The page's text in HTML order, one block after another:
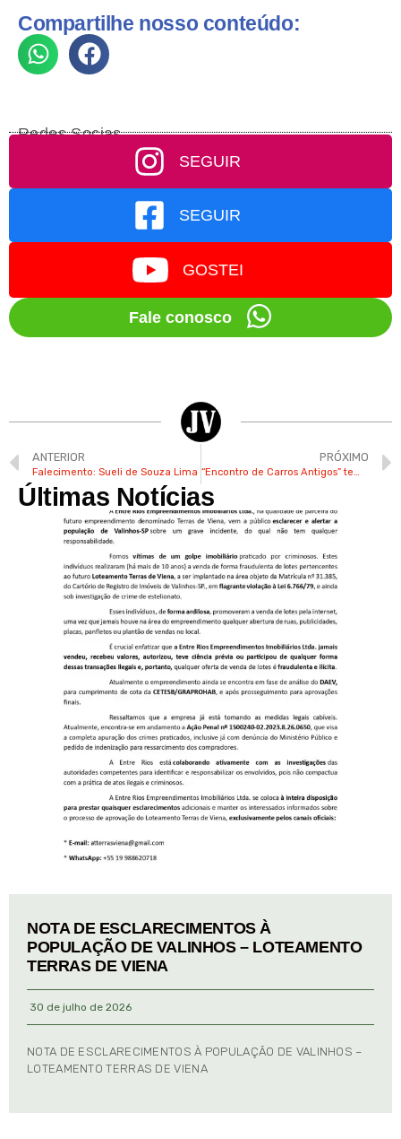
Compartilhe nosso conteúdo:
Redes Socias
SEGUIR
SEGUIR
GOSTEI
Fale conosco
ANTERIOR
Falecimento: Sueli de Souza Lima
PRÓXIMO
Últimas Notícias
NOTA DE ESCLARECIMENTOS À
POPULAÇÃO DE VALINHOS – LOTEAMENTO
TERRAS DE VIENA
30 de julho de 2026
NOTA DE ESCLARECIMENTOS À POPULAÇÃO DE VALINHOS –
LOTEAMENTO TERRAS DE VIENA